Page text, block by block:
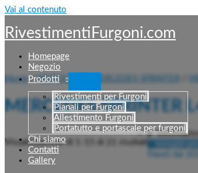
Vai al contenuto
RivestimentiFurgoni.com
Homepage
Negozio
Prodotti
Rivestimenti per Furgoni
Pianali per Furgoni
Allestimento Furgoni
Portatutto e portascale per furgoni
Chi siamo
Contatti
Gallery
Home /MERCEDES
MERCEDES
Visualizzazione di 1-15 di 21 risultati